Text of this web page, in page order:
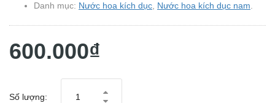
Danh mục: Nước hoa kích dục Nước hoa kích dục nam
600.000₫
Số lượng: